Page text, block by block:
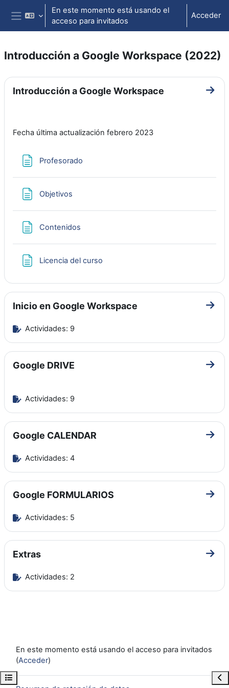
Salta al contenido principal
Panel lateral
En este momento está usando el
acceso para invitados
Acceder
Abrir índice del curso
Introducción a Google Workspace (2022)
Perfilado de sección
Introducción a Google Workspace Ir a
Fecha última actualización febrero 2023
Profesorado
Objetivos
Contenidos
Licencia del curso
Inicio en Google Workspace
Ir a
Actividades: 9
Google DRIVE Ir a
Actividades: 9
Google CALENDAR
Ir a
Actividades: 4
Google FORMULARIOS
Ir a
Actividades: 5
Extras
Ir a
Actividades: 2
En este momento está usando el acceso para invitados
(Acceder)